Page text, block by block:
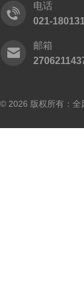
电话
021-
邮箱
© 2026 版权所有：全